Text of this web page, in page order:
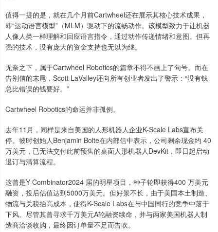
值得一提的是，就在几个月前Cartwheel还在展示其核心技术成果，
即“运动语言模型”（MLM）驱动下的流畅动作。该模型致力于让机器
人像人类一样理解和回应语言指令，通过动作传递情绪和意图。但再
强的技术，没有庞大的资金支持也无以为继。
无奈之下，属于Cartwheel Robotics的篇章不得不画上了句号。而在
告别信的末尾，Scott LaValley还向所有创业者发出了警示：“没有钱
总比错误的钱要好。”
Cartwheel Robotics的命运并非孤例。
去年11月，同样是来自美国的人形机器人企业K-Scale Labs宣布关
停。彼时创始人Benjamin Bolte在内部信中表示，公司剩余现金约 40
万美元，已无法交付此前预售的桌面人形机器人DevKit，即日起启动
退订与清算流程。
这曾是Y Combinator2024 届的明星项目，种子轮即获得400 万美元
融资，投后估值达到5000万美元。但好景不长，由于美国本土制造、
物流与关税抬高成本，使得K-Scale Labs在与中国同行的竞争中落于
下风。尽管其曾寻求千万美元A轮融资续命，并与两家美国机器人制
造商洽谈收购，最终因订单量不足而告吹。